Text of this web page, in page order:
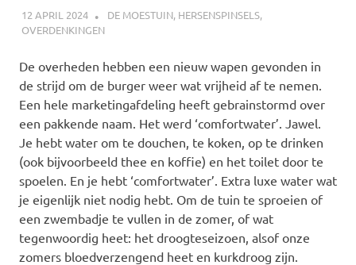
12 APRIL 2024 MARJOLEIN
DE MOESTUIN, HERSENSPINSELS,
OVERDENKINGEN
De overheden hebben een nieuw wapen gevonden in
de strijd om de burger weer wat vrijheid af te nemen.
Een hele marketingafdeling heeft gebrainstormd over
een pakkende naam. Het werd ‘comfortwater’. Jawel.
Je hebt water om te douchen, te koken, op te drinken
(ook bijvoorbeeld thee en koffie) en het toilet door te
spoelen. En je hebt ‘comfortwater’. Extra luxe water wat
je eigenlijk niet nodig hebt. Om de tuin te sproeien of
een zwembadje te vullen in de zomer, of wat
tegenwoordig heet: het droogteseizoen, alsof onze
zomers bloedverzengend heet en kurkdroog zijn.